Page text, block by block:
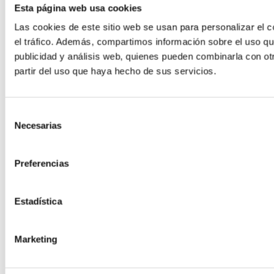
Esta página web usa cookies
Las cookies de este sitio web se usan para personalizar el
el tráfico. Además, compartimos información sobre el uso
publicidad y análisis web, quienes pueden combinarla con
partir del uso que haya hecho de sus servicios.
Necesarias
Preferencias
Estadística
Marketing